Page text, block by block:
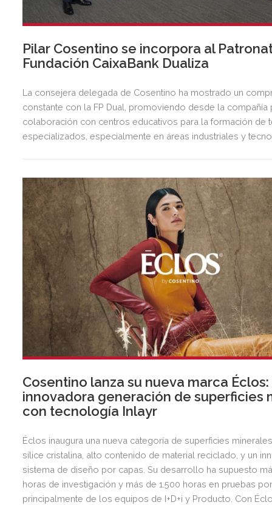
Pilar Cosentino se incorpora al
Fundación CaixaBank Dualiza
La consejera delegada de Cosentino ha mostrado un
constante con la FP Dual, promoviendo desde la compañía
colaboración con centros educativos para la formación de
especializados, especialmente en áreas industriales y
Cosentino lanza su nueva marca Éclos:
innovadora generación de superficies
con tecnología Inlayr
Éclos inaugura una nueva categoría de superficies
sílice cristalina, alto contenido de material reciclado, y un
sistema de diseño por capas. Su desarrollo ha supuesto
horas de investigación y más de 1.500 horas en pruebas
principalmente de los equipos de I+D+i y Producto. Con